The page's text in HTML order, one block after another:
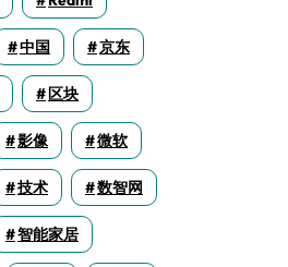
中国 京东
区块
影像 微软
技术 数智网
智能家居